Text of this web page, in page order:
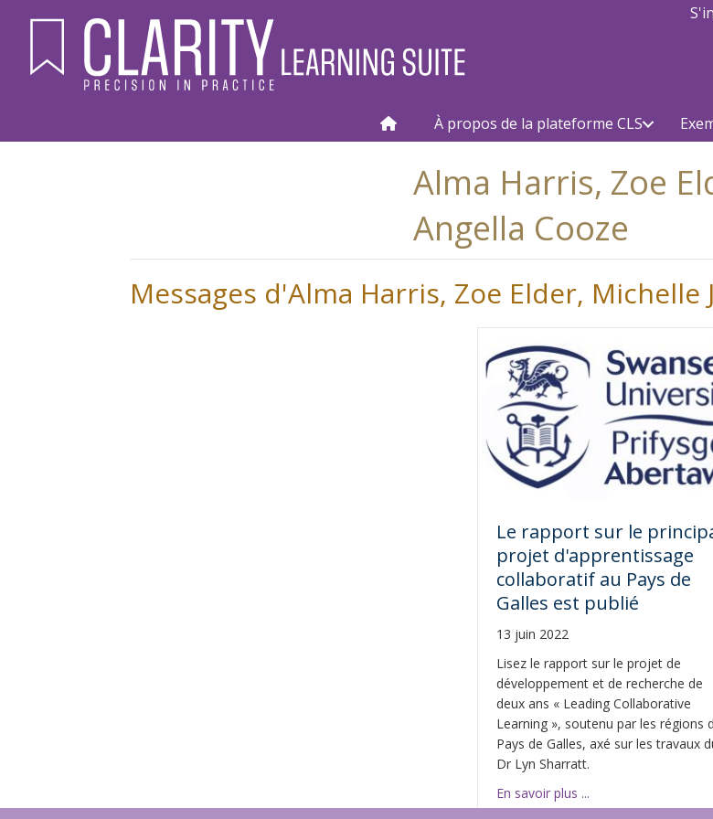
À propos de la plateforme CLS
Alma Harris, Zoe
Angella Cooze
Messages d'Alma Harris, Zoe Elder, Michelle
Le rapport sur le
projet d'apprentissage
collaboratif au Pays de
Galles est publié
13 juin 2022
Lisez le rapport sur le projet de
développement et de recherche de
deux ans « Leading Collaborative
Learning », soutenu par les régions
Pays de Galles, axé sur les travaux
Dr Lyn Sharratt.
En savoir plus ...